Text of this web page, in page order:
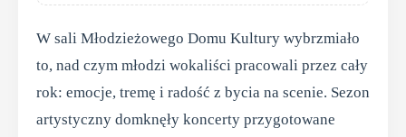
W sali Młodzieżowego Domu Kultury wybrzmiało
to, nad czym młodzi wokaliści pracowali przez cały
rok: emocje, tremę i radość z bycia na scenie. Sezon
artystyczny domknęły koncerty przygotowane